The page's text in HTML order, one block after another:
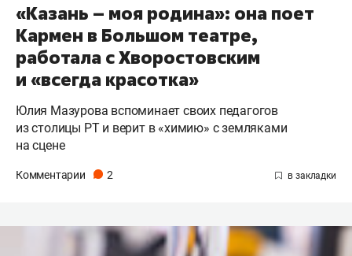
«Казань – моя родина»: она поет
Кармен в Большом театре,
работала с Хворостовским
и «всегда красотка»
Юлия Мазурова вспоминает своих педагогов
из столицы РТ и верит в «химию» с земляками
на сцене
Комментарии 2